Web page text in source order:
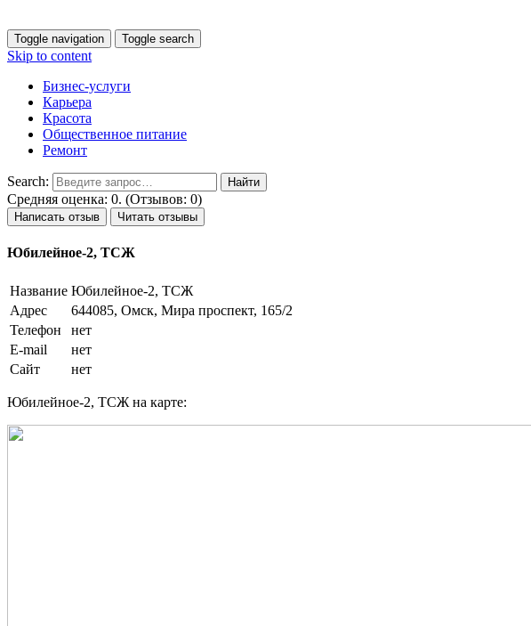
Toggle navigation Toggle search
Skip to content
Бизнес-услуги
Карьера
Красота
Общественное питание
Ремонт
Search:
Средняя оценка: 0. (Отзывов: 0)
Написать отзыв Читать отзывы
Юбилейное-2, ТСЖ
Название Юбилейное-2, ТСЖ
Адрес
644085, Омск, Мира проспект, 165/2
Телефон
нет
E-mail
нет
Сайт
нет
Юбилейное-2, ТСЖ на карте: